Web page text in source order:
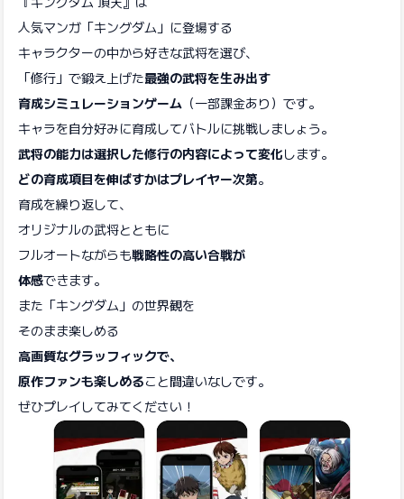
人気マンガ「キングダム」に登場する
キャラクターの中から好きな武将を選び、
「修行」で鍛え上げた最強の武将を生み出す
育成シミュレーションゲーム （一部課金あり）です。
キャラを自分好みに育成してバトルに挑戦しましょう。
武将の能力は選択した修行の内容によって変化します。
どの育成項目を伸ばすかはプレイヤー次第。
育成を繰り返して、
オリジナルの武将とともに
フルオートながらも戦略性の高い合戦が
体感できます。
また「キングダム」の世界観を
そのまま楽しめる
高画質なグラッフィックで、
原作ファンも楽しめること間違いなしです。
ぜひプレイしてみてください！